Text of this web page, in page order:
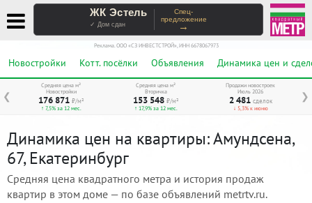
ЖК Эстель
✓ Дом сдан
Спец-
предложение
→
Реклама. ООО «СЗ ИНВЕСТСТРОЙ», ИНН 6678067973
Новостройки Котт. посёлки Объявления Динамика цен и
❮ ❯
Средняя цена м²
Новостройки
176 871 ₽/м²
↑ 7,5% за 12 мес.
Средняя цена м²
Вторичка
153 548 ₽/м²
↑ 17,9% за 12 мес.
Продажи новостроек
Июль 2026
2 481 сделок
↓ 5,3% к июню
Динамика цен на квартиры: Амундсена,
67, Екатеринбург
Средняя цена квадратного метра и история продаж
квартир в этом доме — по базе объявлений metrtv.ru.